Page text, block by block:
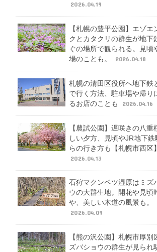
2026.04.19
【札幌の豊平公園】エゾエ
クとカタクリの群生が地下
ぐの場所で観られる。見頃
場のことも。
2026.04.18
札幌の清田区役所へ地下鉄
で行く方法、駐車場や帰り
るお店のことも
2026.04.16
【農試公園】遅咲きの八重
しい夕方、見頃やJR地下鉄
らの行き方も【札幌市西区】
2026.04.13
石狩マクンベツ湿原はミズ
ウの大群生地。開花や見頃
や、美しい木道の風景も。
2026.04.09
【熊の沢公園】札幌市厚別
ズバショウの群生が見られ